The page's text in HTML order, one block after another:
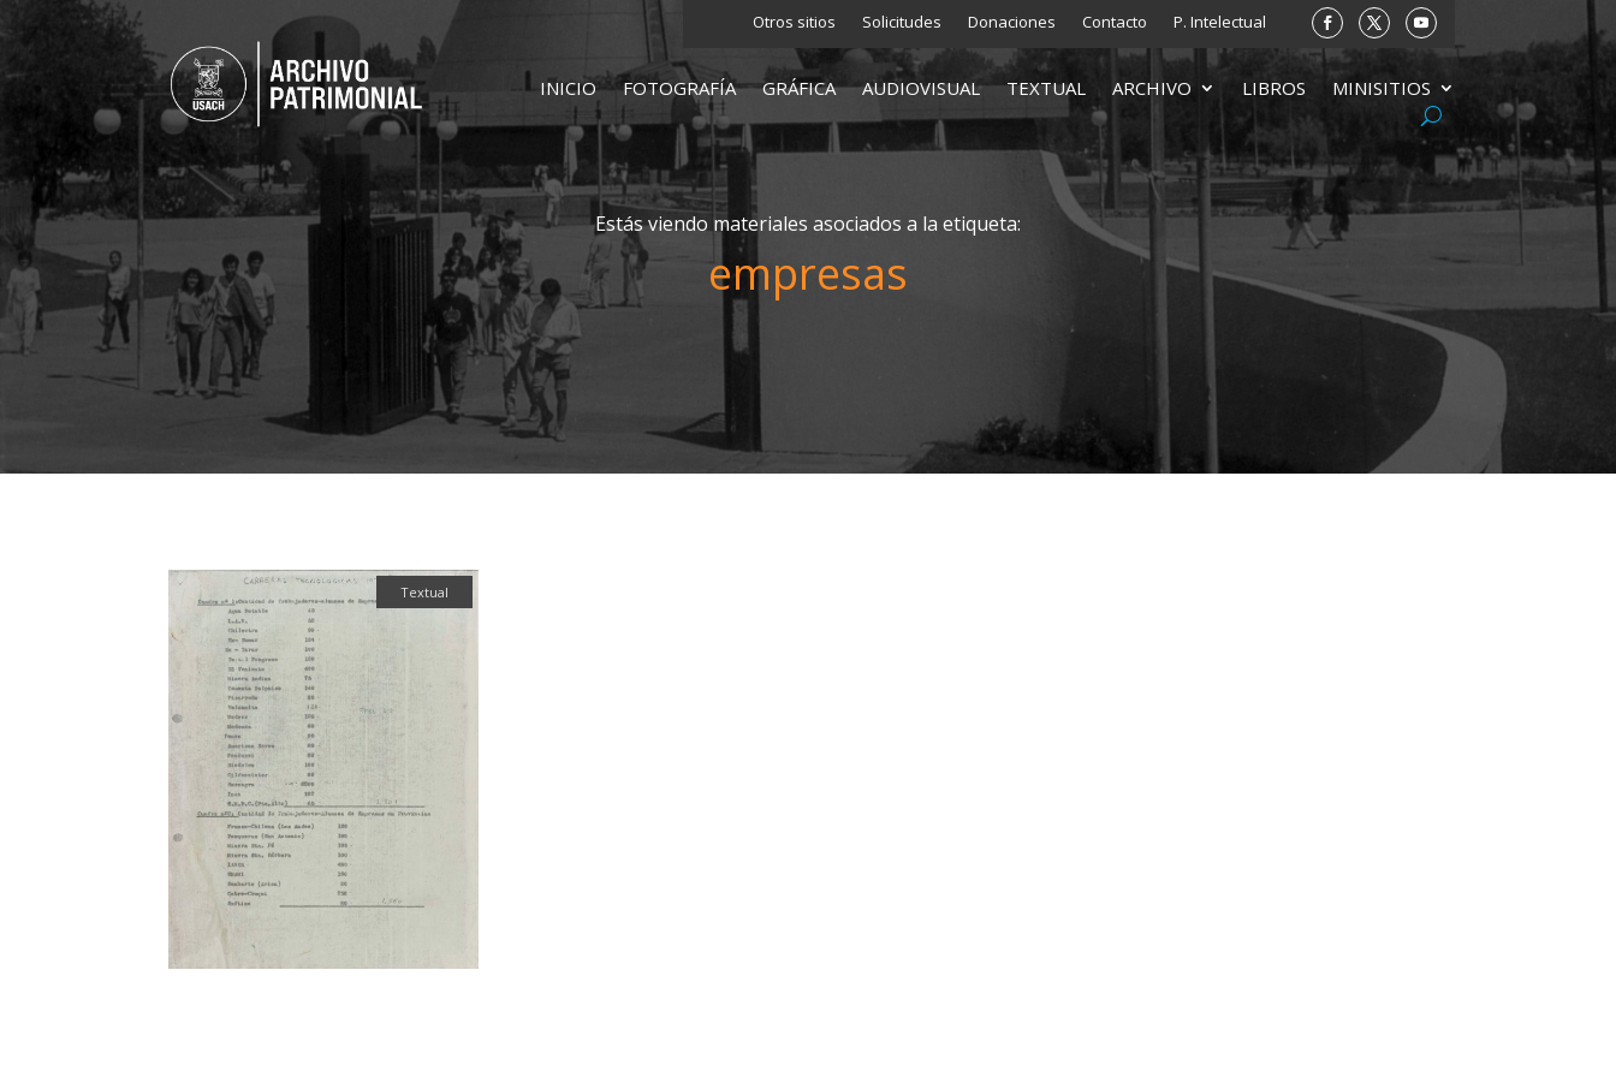
Otros sitios Solicitudes Donaciones Contacto P. Intelectual
INICIO FOTOGRAFÍA GRÁFICA AUDIOVISUAL TEXTUAL ARCHIVO LIBROS MINISITIOS
Estás viendo materiales asociados a la etiqueta:
empresas
Textual